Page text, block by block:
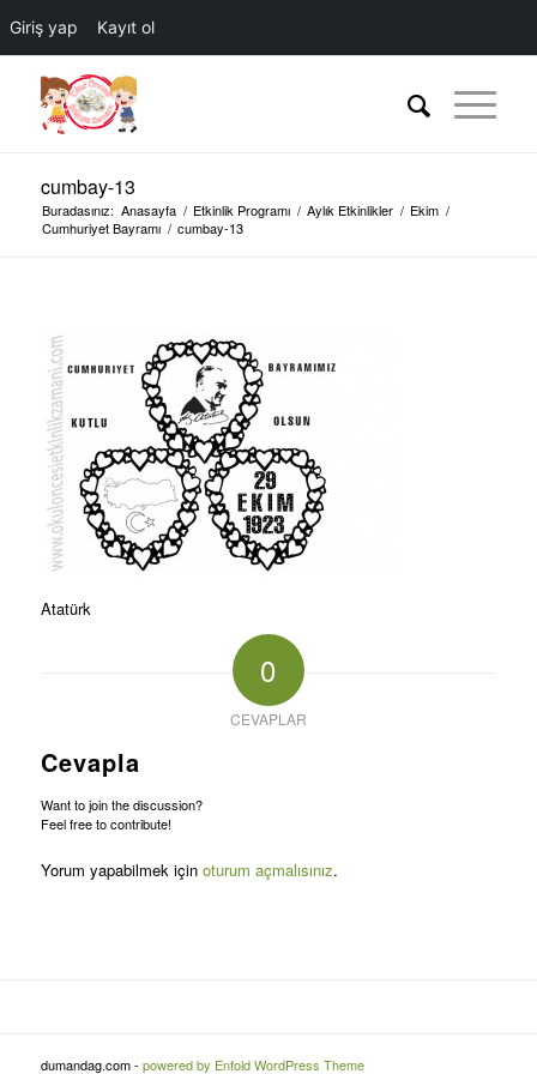
Giriş yap Kayıt ol
cumbay-13
Buradasınız: Anasayfa / Etkinlik Programı / Aylık Etkinlikler / Ekim /
Cumhuriyet Bayramı / cumbay-13
Atatürk
0
CEVAPLAR
Cevapla
Want to join the discussion?
Feel free to contribute!
Yorum yapabilmek için oturum açmalısınız.
dumandag.com - powered by Enfold WordPress Theme